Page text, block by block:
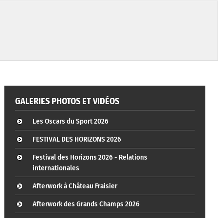
GALERIES PHOTOS ET VIDÉOS
Les Oscars du Sport 2026
FESTIVAL DES HORIZONS 2026
Festival des Horizons 2026 - Relations
internationales
Afterwork à Château Fraisier
Afterwork des Grands Champs 2026